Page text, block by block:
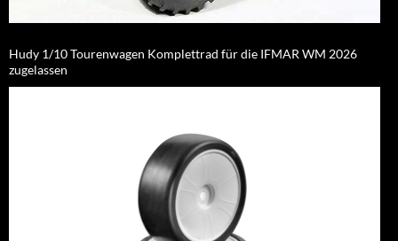
Hudy 1/10 Tourenwagen Komplettrad für die IFMAR WM 2026
zugelassen